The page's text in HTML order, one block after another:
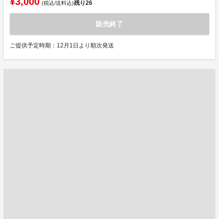
(税込/送料込)残り26
販売終了
ご提供予定時期：12月1日より順次発送